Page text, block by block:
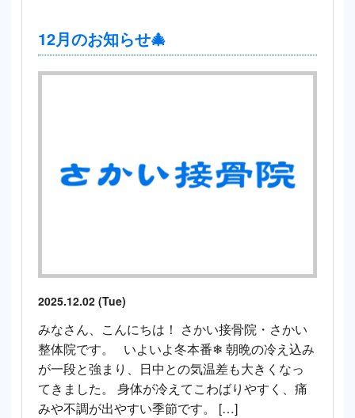
12月のお知らせ🎄
2025.12.02 (Tue)
みなさん、こんにちは！ さかい接骨院・さかい
整体院です。 いよいよ冬本番❄ 朝晩の冷え込み
が一段と強まり、日中との気温差も大きくなっ
てきました。 身体が冷えてこわばりやすく、痛
みや不調が出やすい季節です。 […]